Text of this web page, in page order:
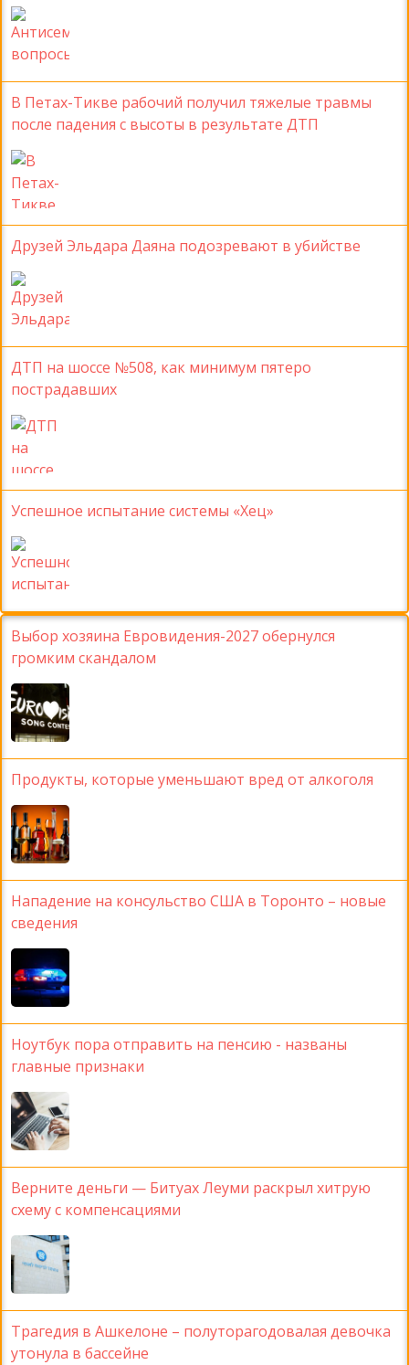
В Петах-Тикве рабочий получил тяжелые травмы
после падения с высоты в результате ДТП
Друзей Эльдара Даяна подозревают в убийстве
ДТП на шоссе №508, как минимум пятеро
пострадавших
Успешное испытание системы «Хец»
Выбор хозяина Евровидения-2027 обернулся
громким скандалом
Продукты, которые уменьшают вред от алкоголя
Нападение на консульство США в Торонто – новые
сведения
Ноутбук пора отправить на пенсию - названы
главные признаки
Верните деньги — Битуах Леуми раскрыл хитрую
схему с компенсациями
Трагедия в Ашкелоне – полуторагодовалая девочка
утонула в бассейне